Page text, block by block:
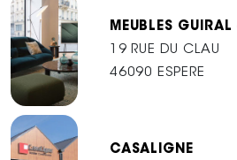
MEUBLES
19 RUE DU CLAU
46090 ESPERE
CASALIGNE